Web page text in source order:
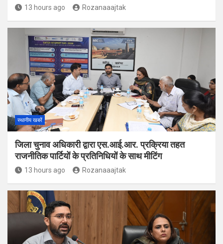
13 hours ago Rozanaaajtak
स्थानीय खबरें
जिला चुनाव अधिकारी द्वारा एस.आई.आर. प्रक्रिया तहत
राजनीतिक पार्टियों के प्रतिनिधियों के साथ मीटिंग
13 hours ago Rozanaaajtak